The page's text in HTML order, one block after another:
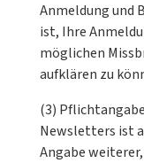
Anmeldung und
ist, Ihre
möglichen
aufklären zu
(3)
Newsletters ist
Angabe